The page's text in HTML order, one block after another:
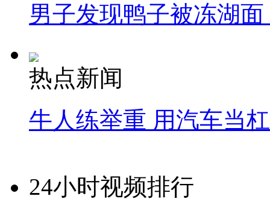
男子发现鸭子被冻湖
热点新闻
牛人练举重 用汽车当
24小时视频排行